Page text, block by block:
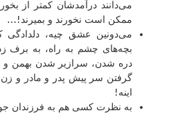
می‌دانند درآمدشان کمتر از
ممکن است نخورند و بمیرند!…
می‌دونین عشق چیه، دلدادگی
بچه‌های چشم به راه، به برف
دره شدن، سرازیر شدن بهمن و
گرفتن سر پیش پدر و مادر و زن
اینه!
به نظرت کسی هم به فرزندان